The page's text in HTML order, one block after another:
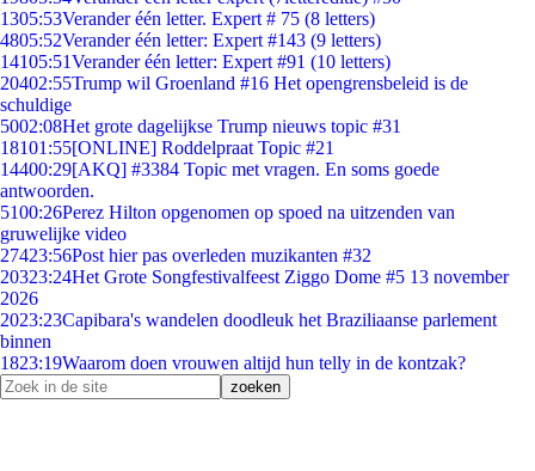
1305:53Verander één letter. Expert # 75 (8 letters)
4805:52Verander één letter: Expert #143 (9 letters)
14105:51Verander één letter: Expert #91 (10 letters)
20402:55Trump wil Groenland #16 Het opengrensbeleid is de
schuldige
5002:08Het grote dagelijkse Trump nieuws topic #31
18101:55[ONLINE] Roddelpraat Topic #21
14400:29[AKQ] #3384 Topic met vragen. En soms goede
antwoorden.
5100:26Perez Hilton opgenomen op spoed na uitzenden van
gruwelijke video
27423:56Post hier pas overleden muzikanten #32
20323:24Het Grote Songfestivalfeest Ziggo Dome #5 13 november
2026
2023:23Capibara's wandelen doodleuk het Braziliaanse parlement
binnen
1823:19Waarom doen vrouwen altijd hun telly in de kontzak?